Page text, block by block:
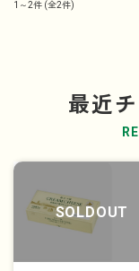
1～2件 (全2件)
最近
SOLDOUT